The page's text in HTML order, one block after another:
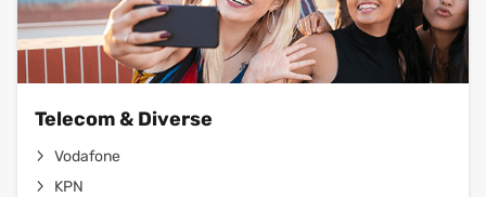
Telecom & Diverse
Vodafone
KPN